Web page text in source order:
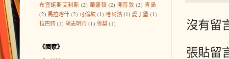
沒有留
張貼留
布宜諾斯艾利斯 (2) 華盛頓 (2) 開普敦 (2) 青島
(2) 馬拉喀什 (2) 可倫坡 (1) 哈爾濱 (1) 愛丁堡 (1)
拉巴特 (1) 胡志明市 (1) 雪梨 (1)
《國家》